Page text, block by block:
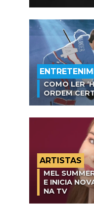
COMO LER
ORDEM
ARTISTAS
MEL
E INICIA
NA TV